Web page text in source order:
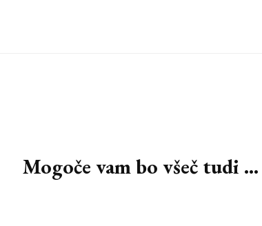
Mogoče vam bo všeč tudi ...